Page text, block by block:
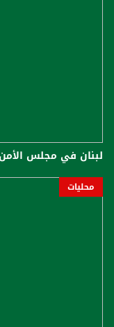
لبنان في مجلس
محليات